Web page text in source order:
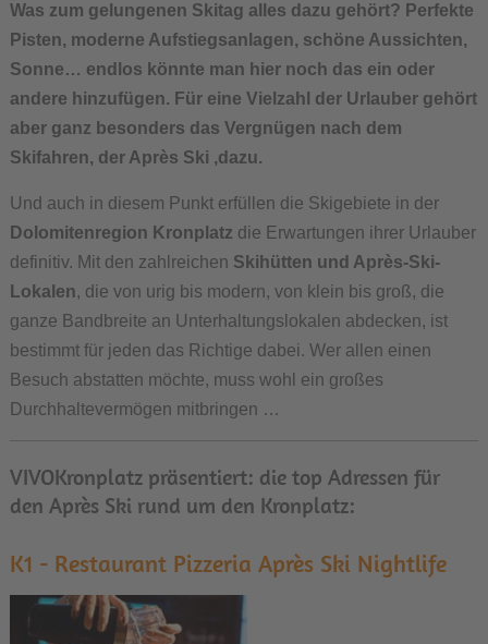
Was zum gelungenen Skitag alles dazu gehört? Perfekte
Pisten, moderne Aufstiegsanlagen, schöne Aussichten,
Sonne… endlos könnte man hier noch das ein oder
andere hinzufügen. Für eine Vielzahl der Urlauber gehört
aber ganz besonders das Vergnügen nach dem
Skifahren, der Après Ski ,dazu.
Und auch in diesem Punkt erfüllen die Skigebiete in der
Dolomitenregion Kronplatz die Erwartungen ihrer Urlauber
definitiv. Mit den zahlreichen Skihütten und Après-Ski-
Lokalen, die von urig bis modern, von klein bis groß, die
ganze Bandbreite an Unterhaltungslokalen abdecken, ist
bestimmt für jeden das Richtige dabei. Wer allen einen
Besuch abstatten möchte, muss wohl ein großes
Durchhaltevermögen mitbringen …
VIVOKronplatz präsentiert: die top Adressen für
den Après Ski rund um den Kronplatz:
K1 - Restaurant Pizzeria Après Ski Nightlife